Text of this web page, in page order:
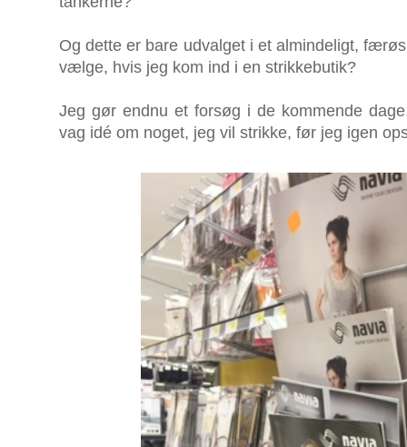
Og dette er bare udvalget i et almindeligt,
vælge, hvis jeg kom ind i en strikkebutik?
Jeg gør endnu et forsøg i de kommende
vag idé om noget, jeg vil strikke, før jeg igen